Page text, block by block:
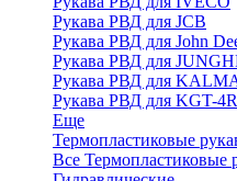
Рукава РВД для JCB
Рукава РВД для John
Рукава РВД для
Рукава РВД для
Рукава РВД для KGT-
Еще
Термопластиковые
Все Термопластиковые